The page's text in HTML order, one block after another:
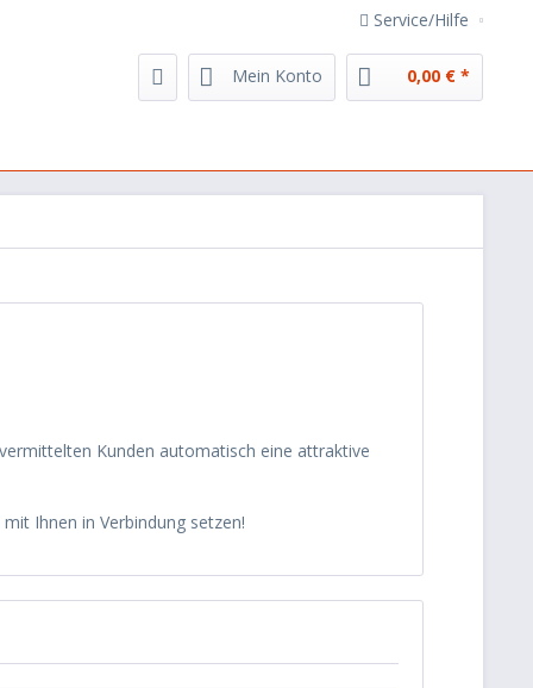
Service/Hilfe
Mein Konto 0,00 € *
Kunden automatisch eine attraktive
Ihnen in Verbindung setzen!